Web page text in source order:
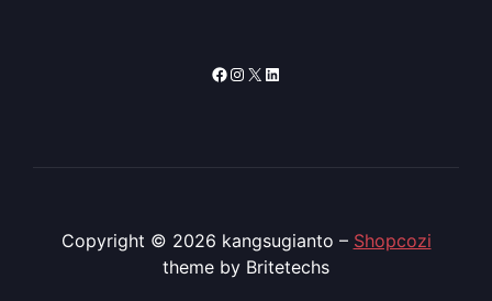
Facebook
Instagram
X LinkedIn
Copyright © 2026 kangsugianto – Shopcozi
theme by Britetechs